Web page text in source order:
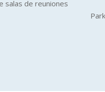
salas de reuniones